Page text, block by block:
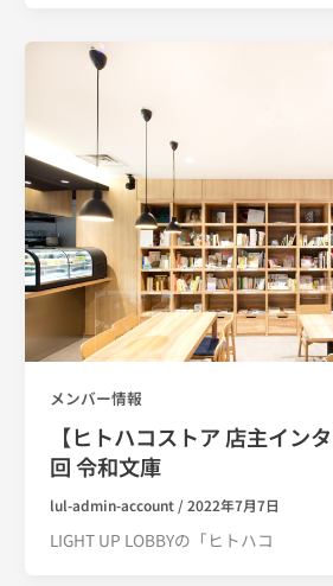
メンバー情報
【ヒトハコストア 店主イン
回 令和文庫
lul-admin-account / 2022年7月7日
LIGHT UP LOBBYの「ヒトハコ